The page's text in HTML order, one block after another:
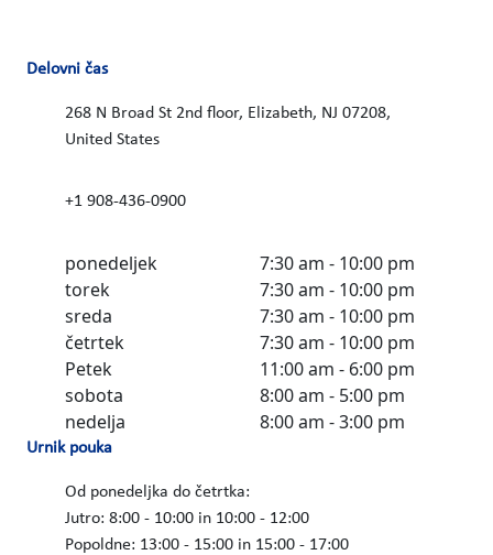
Delovni čas
268 N Broad St 2nd floor, Elizabeth, NJ 07208,
United States
+1 908-436-0900
ponedeljek
7:30 am - 10:00 pm
torek
7:30 am - 10:00 pm
sreda
7:30 am - 10:00 pm
četrtek
7:30 am - 10:00 pm
Petek
11:00 am - 6:00 pm
sobota
8:00 am - 5:00 pm
nedelja
8:00 am - 3:00 pm
Urnik pouka
Od ponedeljka do četrtka:
Jutro: 8:00 - 10:00 in 10:00 - 12:00
Popoldne: 13:00 - 15:00 in 15:00 - 17:00